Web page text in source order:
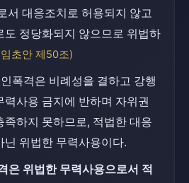
서 대응조치로 허용되지 않고
도 정당화되지 않으므로 위법하
초안 제50조)
폭격은 비례성을 결하고 강행
력사용 금지에 반하며 자위권
족하지 못하므로, 적법한 대응
닌 위법한 무력사용이다.
은 위법한 무력사용으로서 적